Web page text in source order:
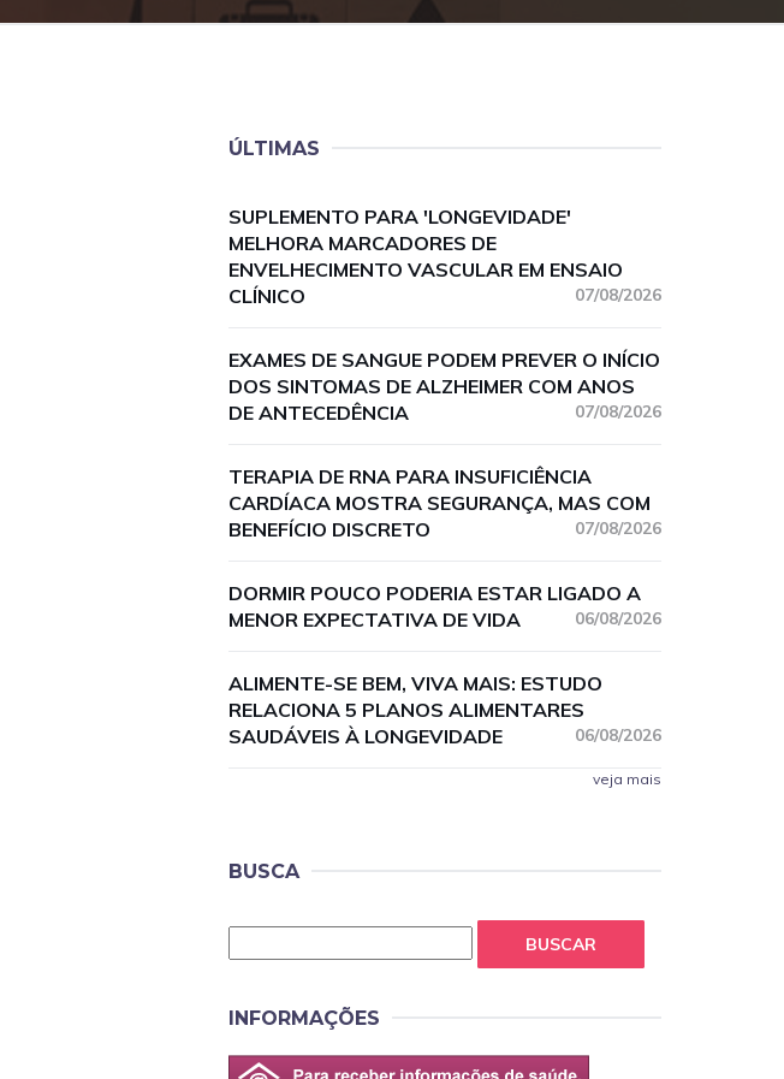
ÚLTIMAS
SUPLEMENTO PARA 'LONGEVIDADE'
MELHORA MARCADORES DE
ENVELHECIMENTO VASCULAR EM ENSAIO
CLÍNICO
07/08/2026
EXAMES DE SANGUE PODEM PREVER O INÍCIO
DOS SINTOMAS DE ALZHEIMER COM ANOS
DE ANTECEDÊNCIA
07/08/2026
TERAPIA DE RNA PARA INSUFICIÊNCIA
CARDÍACA MOSTRA SEGURANÇA, MAS COM
BENEFÍCIO DISCRETO
07/08/2026
DORMIR POUCO PODERIA ESTAR LIGADO A
MENOR EXPECTATIVA DE VIDA
06/08/2026
ALIMENTE-SE BEM, VIVA MAIS: ESTUDO
RELACIONA 5 PLANOS ALIMENTARES
SAUDÁVEIS À LONGEVIDADE
06/08/2026
veja mais
BUSCA
BUSCAR
INFORMAÇÕES